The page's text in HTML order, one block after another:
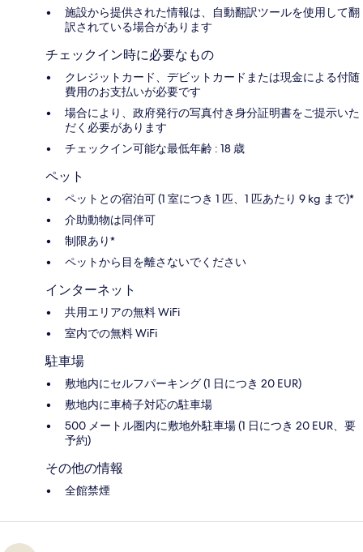
施設から提供された情報は、自動翻訳ツールを使用して翻
訳されている場合があります
チェックイン時に必要なもの
クレジットカード、デビットカードまたは現金による付随
費用のお支払いが必要です
場合により、政府発行の写真付き身分証明書をご提示いた
だく必要があります
チェックイン可能な最低年齢 : 18 歳
ペット
ペットとの宿泊可 (1 室につき 1 匹、1 匹あたり 9 kg まで)*
介助動物は同伴可
制限あり*
ペットから目を離さないでください
インターネット
共用エリアの無料 WiFi
室内での無料 WiFi
駐車場
敷地内にセルフパーキング (1 日につき 20 EUR)
敷地内に車椅子対応の駐車場
500 メートル圏内に敷地外駐車場 (1 日につき 20 EUR、要
予約)
その他の情報
全館禁煙